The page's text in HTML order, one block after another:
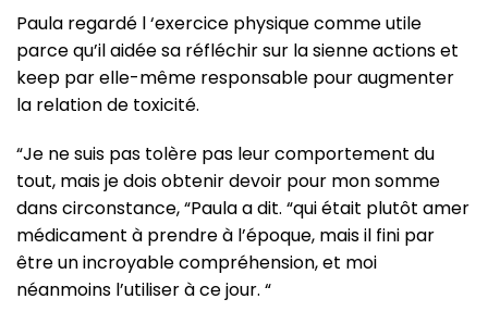
Paula regardé l ‘exercice physique comme utile
parce qu’il aidée sa réfléchir sur la sienne actions et
keep par elle-même responsable pour augmenter
la relation de toxicité.
“Je ne suis pas tolère pas leur comportement du
tout, mais je dois obtenir devoir pour mon somme
dans circonstance, “Paula a dit. “qui était plutôt amer
médicament à prendre à l’époque, mais il fini par
être un incroyable compréhension, et moi
néanmoins l’utiliser à ce jour. “